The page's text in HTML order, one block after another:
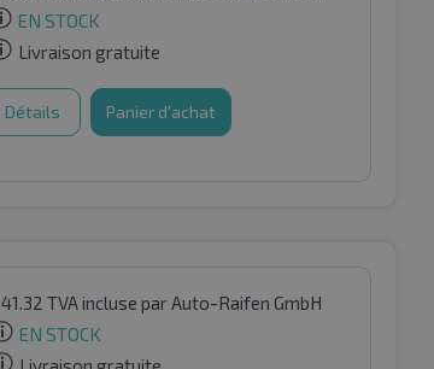
EN STOCK
Livraison gratuite
Détails Panier d'achat
41.32 TVA incluse par Auto-Raifen GmbH
EN STOCK